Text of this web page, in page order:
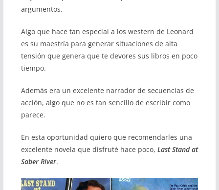
argumentos.
Algo que hace tan especial a los western de Leonard
es su maestría para generar situaciones de alta
tensión que genera que te devores sus libros en poco
tiempo.
Además era un excelente narrador de secuencias de
acción, algo que no es tan sencillo de escribir como
parece.
En esta oportunidad quiero que recomendarles una
excelente novela que disfruté hace poco, Last Stand at
Saber River.